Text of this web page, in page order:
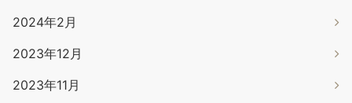
2024年2月
2023年12月
2023年11月